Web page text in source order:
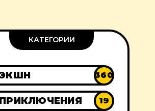
КАТЕГОРИИ
360
ПРИКЛЮЧЕНИЯ 19